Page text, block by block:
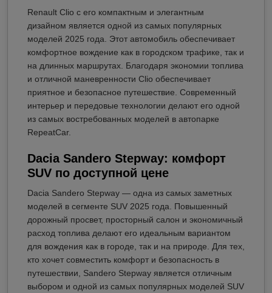
Renault Clio с его компактным и элегантным
дизайном является одной из самых популярных
моделей 2025 года. Этот автомобиль обеспечивает
комфортное вождение как в городском трафике, так и
на длинных маршрутах. Благодаря экономии топлива
и отличной маневренности Clio обеспечивает
приятное и безопасное путешествие. Современный
интерьер и передовые технологии делают его одной
из самых востребованных моделей в автопарке
RepeatCar.
Dacia Sandero Stepway: комфорт
SUV по доступной цене
Dacia Sandero Stepway — одна из самых заметных
моделей в сегменте SUV 2025 года. Повышенный
дорожный просвет, просторный салон и экономичный
расход топлива делают его идеальным вариантом
для вождения как в городе, так и на природе. Для тех,
кто хочет совместить комфорт и безопасность в
путешествии, Sandero Stepway является отличным
выбором и одной из самых популярных моделей SUV